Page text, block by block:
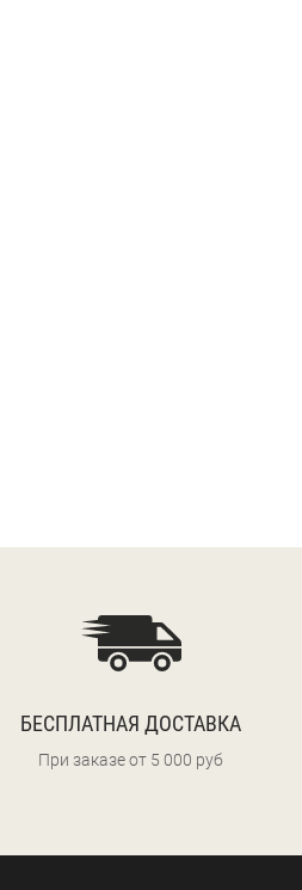
БЕСПЛАТНАЯ ДОСТАВКА
При заказе от 5 000 руб